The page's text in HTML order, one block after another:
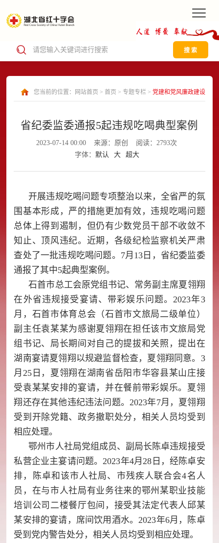
搜 索
您当前的位置： 网站首页 > 首页 > 专题专栏 > 党建和党风廉政建设
省纪委监委通报5起违规吃喝典型案例
2023-07-14 00:00 来源：原创
阅读：2793次
字体： 默认 大 超大
开展违规吃喝问题专项整治以来，全省严的氛
围基本形成，严的措施更加有效，违规吃喝问题
总体上得到遏制，但仍有少数党员干部不收敛不
知止、顶风违纪。近期，各级纪检监察机关严肃
查处了一批违规吃喝问题。7月13日，省纪委监委
通报了其中5起典型案例。
石首市总工会原党组书记、常务副主席夏翎翔
在外省违规接受宴请、带彩娱乐问题。2023年3
月，石首市体育总会（石首市文旅局二级单位）
副主任袁某某为感谢夏翎翔在担任该市文旅局党
组书记、局长期间对自己的提拔和关照，提出在
湖南宴请夏翎翔以规避监督检查，夏翎翔同意。3
月25日，夏翎翔在湖南省岳阳市华容县某山庄接
受袁某某安排的宴请，并在餐前带彩娱乐。夏翎
翔还存在其他违纪违法问题。2023年7月，夏翎翔
受到开除党籍、政务撤职处分，相关人员均受到
相应处理。
鄂州市人社局党组成员、副局长陈卓违规接受
私营企业主宴请问题。2023年4月28日，经陈卓安
排，陈卓和该市人社局、市残疾人联合会4名人
员，在与市人社局有业务往来的鄂州某职业技能
培训公司二楼餐厅包间，接受其法定代表人邱某
某安排的宴请，席间饮用酒水。2023年6月，陈卓
受到党内警告处分，相关人员均受到相应处理。